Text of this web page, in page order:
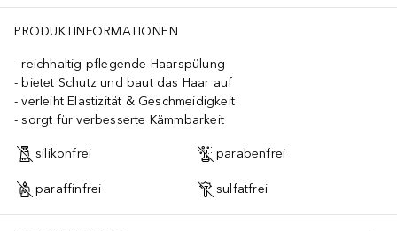
PRODUKTINFORMATIONEN
reichhaltig pflegende Haarspülung
bietet Schutz und baut das Haar auf
verleiht Elastizität & Geschmeidigkeit
sorgt für verbesserte Kämmbarkeit
silikonfrei parabenfrei
paraffinfrei sulfatfrei